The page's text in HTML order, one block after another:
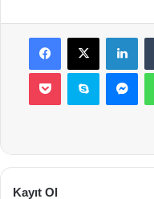
Facebook
X
Pocket Skype
Kayıt Ol